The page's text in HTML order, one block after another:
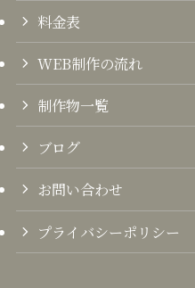
料金表
WEB制作の流れ
制作物一覧
ブログ
お問い合わせ
プライバシーポリシー